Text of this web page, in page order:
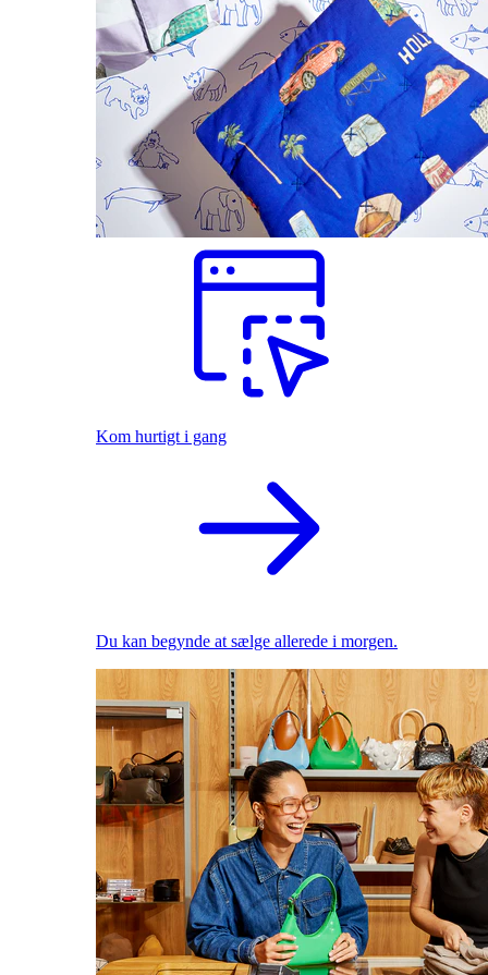
Kom hurtigt i gang
Du kan begynde at sælge allerede i morgen.